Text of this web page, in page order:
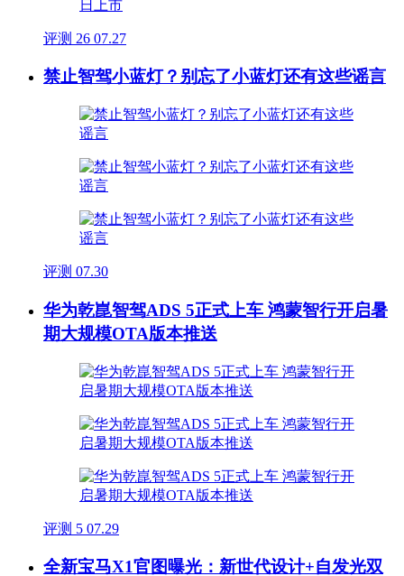
评测 26 07.27
禁止智驾小蓝灯？别忘了小蓝灯还有这些谣言
评测 07.30
华为乾崑智驾ADS 5正式上车 鸿蒙智行开启暑
期大规模OTA版本推送
评测 5 07.29
全新宝马X1官图曝光：新世代设计+自发光双